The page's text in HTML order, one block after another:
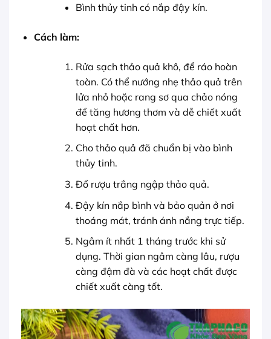
Bình thủy tinh có nắp đậy kín.
Cách làm:
Rửa sạch thảo quả khô, để ráo hoàn
toàn. Có thể nướng nhẹ thảo quả trên
lửa nhỏ hoặc rang sơ qua chảo nóng
để tăng hương thơm và dễ chiết xuất
hoạt chất hơn.
Cho thảo quả đã chuẩn bị vào bình
thủy tinh.
Đổ rượu trắng ngập thảo quả.
Đậy kín nắp bình và bảo quản ở nơi
thoáng mát, tránh ánh nắng trực tiếp.
Ngâm ít nhất 1 tháng trước khi sử
dụng. Thời gian ngâm càng lâu, rượu
càng đậm đà và các hoạt chất được
chiết xuất càng tốt.